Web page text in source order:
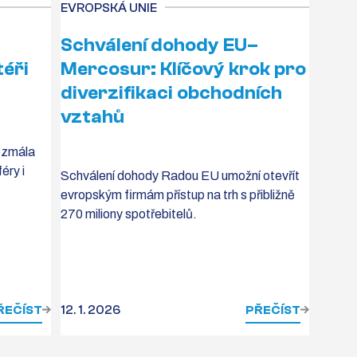
i
EVROPSKÁ UNIE
Schválení dohody EU–
Mercosur: Klíčový krok pro
diverzifikaci obchodních
vztahů
Schválení dohody Radou EU umožní otevřít
evropským firmám přístup na trh s přibližně
270 miliony spotřebitelů.
12. 1. 2026 PŘEČÍST